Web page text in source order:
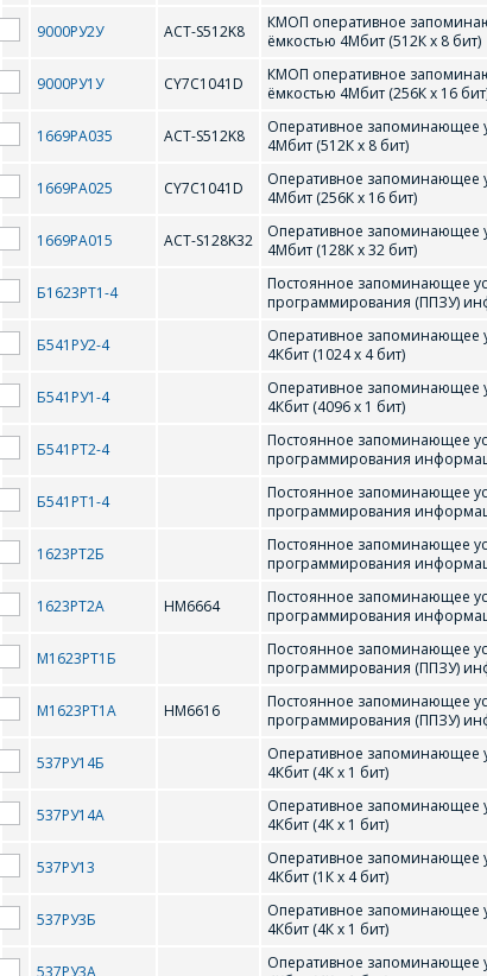
ПРАТАТЫП ТЫП
ACT-S128K32
AS7C31024
CY7C1009
9000РУ2У ACT-S512K8
КМОП оперативное
ёмкостью 4Мбит (512К х 8 бит)
9000РУ1У CY7C1041D
КМОП оперативное
ёмкостью 4Мбит (256К х 16
1669РА035 ACT-S512K8
Оперативное запоминающее
4Мбит (512К x 8 бит)
1669РА025 CY7C1041D
Оперативное запоминающее
4Мбит (256К x 16 бит)
1669РА015 ACT-S128K32
Оперативное запоминающее
4Мбит (128К x 32 бит)
Б1623РТ1-4
Постоянное запоминающее
программирования (ППЗУ)
Б541РУ2-4
Оперативное запоминающее
4Кбит (1024 х 4 бит)
Б541РУ1-4
Оперативное запоминающее
4Кбит (4096 х 1 бит)
Б541РТ2-4
Постоянное запоминающее
программирования
Б541РТ1-4
Постоянное запоминающее
программирования
1623PT2Б
Постоянное запоминающее
программирования
1623РТ2А HM6664
Постоянное запоминающее
программирования
М1623РТ1Б
Постоянное запоминающее
программирования (ППЗУ)
M1623PT1A HM6616
Постоянное запоминающее
программирования (ППЗУ)
537РУ14Б
Оперативное запоминающее
4Кбит (4К x 1 бит)
537РУ14А
Оперативное запоминающее
4Кбит (4К x 1 бит)
537РУ13
Оперативное запоминающее
4Кбит (1К x 4 бит)
537РУ3Б
Оперативное запоминающее
4Кбит (4К x 1 бит)
537РУ3A
Оперативное запоминающее